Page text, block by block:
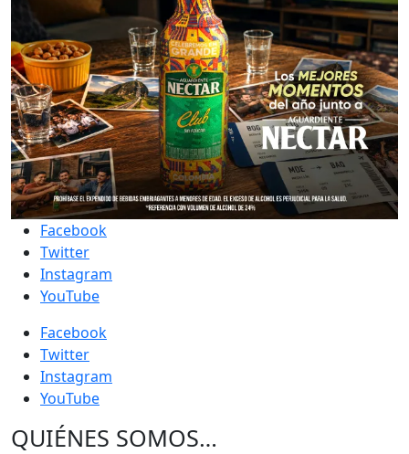
Facebook
Twitter
Instagram
YouTube
Facebook
Twitter
Instagram
YouTube
QUIÉNES SOMOS…